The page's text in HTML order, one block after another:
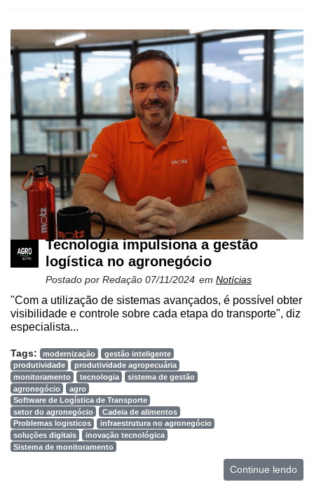
Tecnologia impulsiona a gestão
logística no agronegócio
Postado por Redação 07/11/2024 em Notícias
"Com a utilização de sistemas avançados, é possível obter
visibilidade e controle sobre cada etapa do transporte", diz
especialista...
Tags: modernização
gestão inteligente
produtividade
produtividade agropecuária
monitoramento
tecnologia
sistema de gestão
agronegócio
agro
Software de Logística de Transporte
setor do agronegócio
Cadeia de alimentos
Problemas logisticos
infraestrutura no agronegócio
soluções digitais
inovação tecnológica
Sistema de monitoramento
Continue lendo